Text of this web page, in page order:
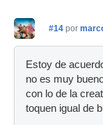
#14 por
Estoy de
no es muy
con lo de la
toquen igual de